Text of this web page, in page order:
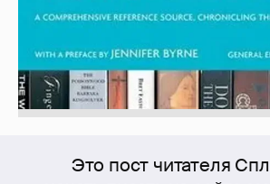
Это пост читателя